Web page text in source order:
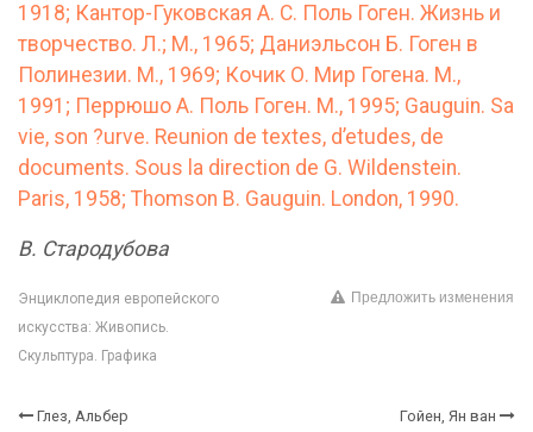
1918; Кантор-Гуковская А. С. Поль Гоген. Жизнь и
творчество. Л.; М., 1965; Даниэльсон Б. Гоген в
Полинезии. М., 1969; Кочик О. Мир Гогена. М.,
1991; Перрюшо А. Поль Гоген. М., 1995; Gauguin. Sa
vie, son ?urve. Reunion de textes, d’etudes, de
documents. Sous la direction de G. Wildenstein.
Paris, 1958; Thomson B. Gauguin. London, 1990.
В. Стародубова
Энциклопедия европейского
искусства: Живопись.
Скульптура. Графика
Предложить изменения
Глез, Альбер Гойен, Ян ван